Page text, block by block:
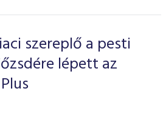
szereplő a pesti
lépett az